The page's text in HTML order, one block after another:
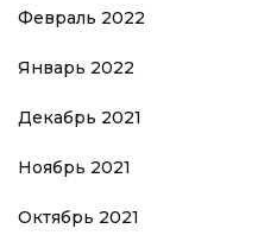
Февраль 2022
Январь 2022
Декабрь 2021
Ноябрь 2021
Октябрь 2021